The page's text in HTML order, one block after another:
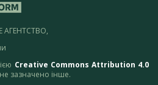
АГЕНТСТВО,
Creative Commons Attribution 4.0
зазначено інше.